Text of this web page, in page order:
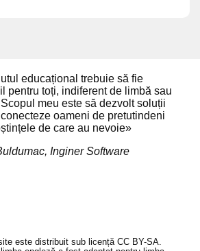
educațional trebuie să fie
pentru toți, indiferent de limbă sau
meu este să dezvolt soluții
oameni de pretutindeni
de care au nevoie»
Inginer Software
este distribuit sub licență CC BY-SA.